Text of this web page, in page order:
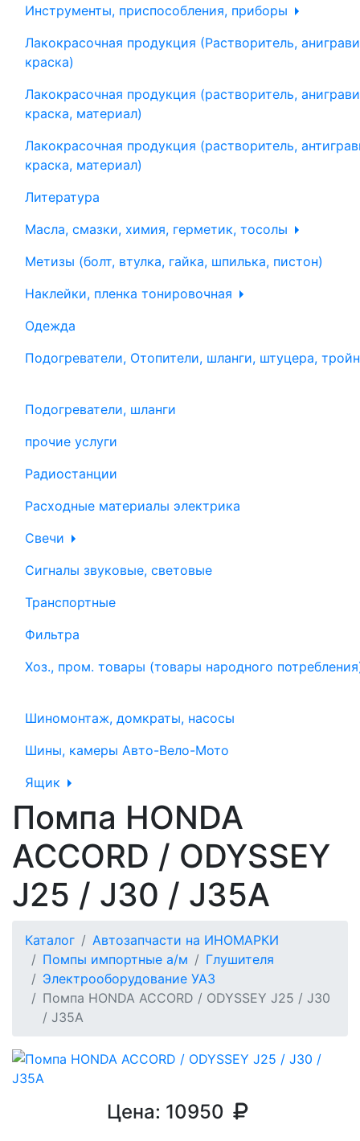
Инструменты, приспособления, приборы
Лакокрасочная продукция (Растворитель,
краска)
Лакокрасочная продукция (растворитель,
краска, материал)
Лакокрасочная продукция (растворитель,
краска, материал)
Литература
Масла, смазки, химия, герметик, тосолы
Метизы (болт, втулка, гайка, шпилька, пистон)
Наклейки, пленка тонировочная
Одежда
Подогреватели, Отопители, шланги, штуцера,
Подогреватели, шланги
прочие услуги
Радиостанции
Расходные материалы электрика
Свечи
Сигналы звуковые, световые
Транспортные
Фильтра
Хоз., пром. товары (товары народного
Шиномонтаж, домкраты, насосы
Шины, камеры Авто-Вело-Мото
Ящик
Помпа HONDA
ACCORD / ODYSSEY
J25 / J30 / J35A
Каталог
Автозапчасти на ИНОМАРКИ
Помпы импортные а/м
Глушителя
Электрооборудование УАЗ
Помпа HONDA ACCORD / ODYSSEY J25 / J30
/ J35A
Цена: 10950